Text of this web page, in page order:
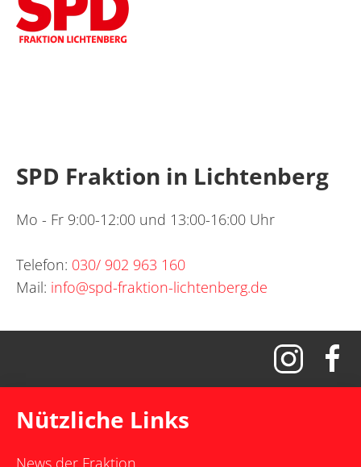
SPD Fraktion in Lichtenberg
Mo - Fr 9:00-12:00 und 13:00-16:00 Uhr
Telefon: 030/ 902 963 160
Mail: info@spd-fraktion-lichtenberg.de
Nützliche Links
News der Fraktion